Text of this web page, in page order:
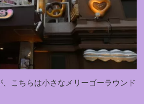
こちらは小さなメリーゴーラウンド